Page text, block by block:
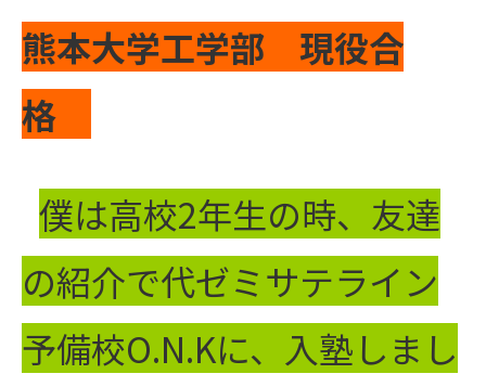
熊本大学工学部 現役合
格
僕は高校2年生の時、友達
の紹介で代ゼミサテライン
予備校O.N.Kに、入塾しまし